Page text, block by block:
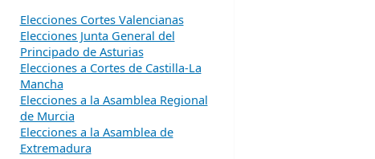
Elecciones Cortes Valencianas
Elecciones Junta General del
Principado de Asturias
Elecciones a Cortes de Castilla-La
Mancha
Elecciones a la Asamblea Regional
de Murcia
Elecciones a la Asamblea de
Extremadura